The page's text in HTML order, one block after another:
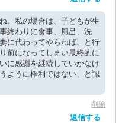
。私の場合は、子どもが生
終わりに食事、風呂、洗
に代わってやらねば、と行
前になってしまい最終的に
に感謝を継続していかなけ
ように権利ではない、と認
削除
返信する